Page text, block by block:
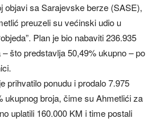
objavi sa Sarajevske berze (SASE),
preuzeli su većinski udio u
Plan je bio nabaviti 236.935
što predstavlja 50,49% ukupno – po
prihvatilo ponudu i prodalo 7.975
ukupnog broja, čime su Ahmetlići za
uplatili 160.000 KM i time postali